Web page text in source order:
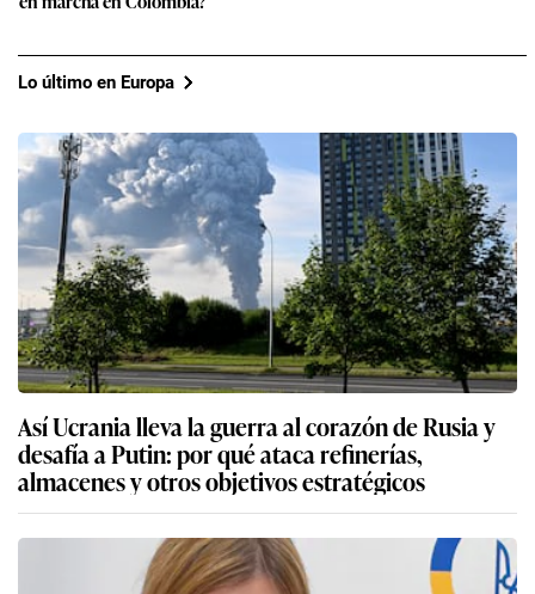
Lo último en Europa
Así Ucrania lleva la guerra al corazón de Rusia y
desafía a Putin: por qué ataca refinerías,
almacenes y otros objetivos estratégicos